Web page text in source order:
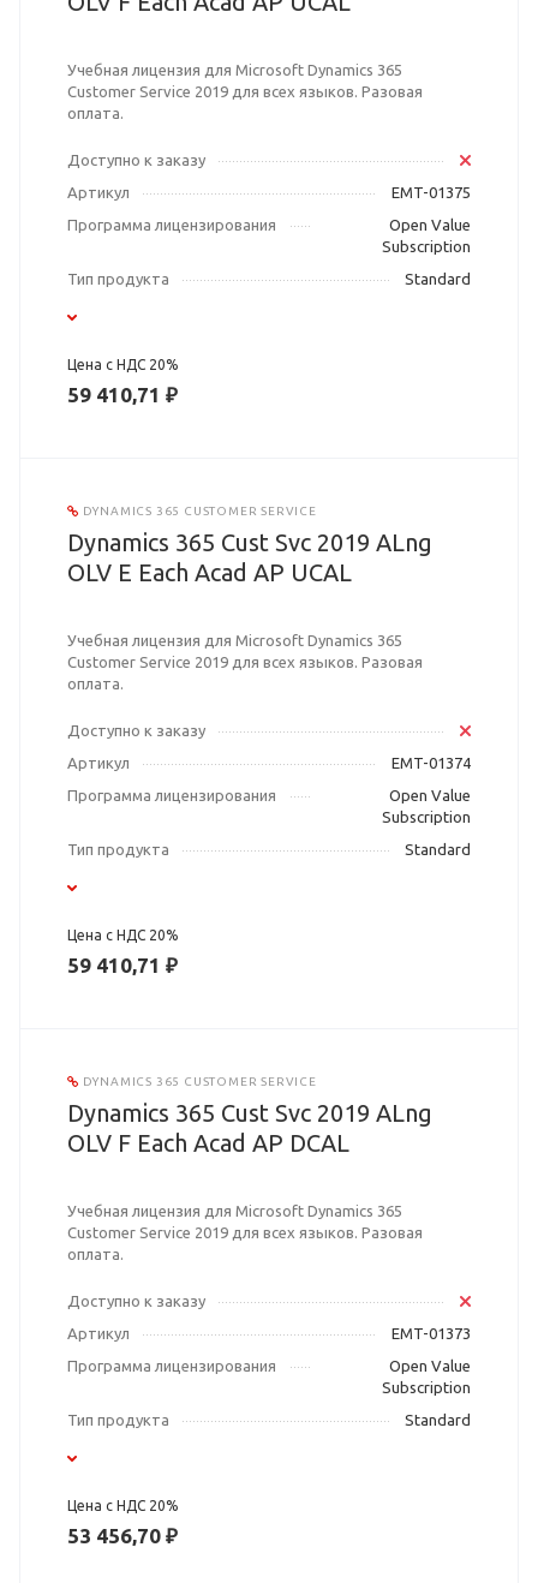
Учебная лицензия для Microsoft Dynamics 365
Customer Service 2019 для всех языков. Разовая
оплата.
Доступно к заказу
Артикул
EMT-01375
Программа лицензирования
Open Value
Subscription
Тип продукта
Standard
Цена с НДС 20%
59 410,71 ₽
DYNAMICS 365 CUSTOMER SERVICE
Dynamics 365 Cust Svc 2019 ALng
OLV E Each Acad AP UCAL
Учебная лицензия для Microsoft Dynamics 365
Customer Service 2019 для всех языков. Разовая
оплата.
Доступно к заказу
Артикул
EMT-01374
Программа лицензирования
Open Value
Subscription
Тип продукта
Standard
Цена с НДС 20%
59 410,71 ₽
DYNAMICS 365 CUSTOMER SERVICE
Dynamics 365 Cust Svc 2019 ALng
OLV F Each Acad AP DCAL
Учебная лицензия для Microsoft Dynamics 365
Customer Service 2019 для всех языков. Разовая
оплата.
Доступно к заказу
Артикул
EMT-01373
Программа лицензирования
Open Value
Subscription
Тип продукта
Standard
Цена с НДС 20%
53 456,70 ₽